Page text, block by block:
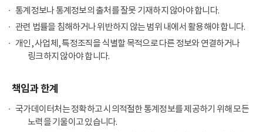
통계정보나 통계정보의 출처를 잘못 기재하지 않아야 합니다.
관련 법률을 침해하거나 위반하지 않는 범위 내에서 활용해야 합니다.
개인, 사업체, 특정조직을 식별할 목적으로 다른 정보와 연결하거나
링크하지 않아야 합니다.
책임과 한계
국가데이터처는 정확하고 시의적절한 통계정보를 제공하기 위해 모든
노력을 기울이고 있습니다.